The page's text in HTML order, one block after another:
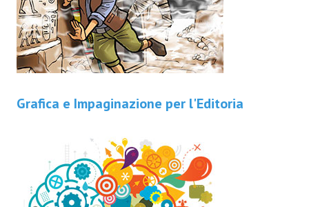
Grafica e Impaginazione per l'Editoria